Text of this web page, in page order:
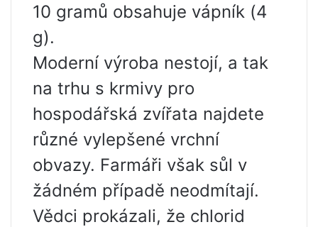
10 gramů obsahuje vápník (4
g).
Moderní výroba nestojí, a tak
na trhu s krmivy pro
hospodářská zvířata najdete
různé vylepšené vrchní
obvazy. Farmáři však sůl v
žádném případě neodmítají.
Vědci prokázali, že chlorid